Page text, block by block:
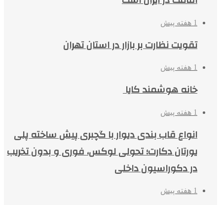
1 هفته پیش
تقویت نظارت بر بازار در استان تهران
1 هفته پیش
خانه هوشمند کایا
1 هفته پیش
انواع قاب بندی دیوار با گچبری پیش ساخته پلی
یورتان دکارت؛ تحولی لوکس، فوری و بدون تخریب
در دکوراسیون داخلی
1 هفته پیش